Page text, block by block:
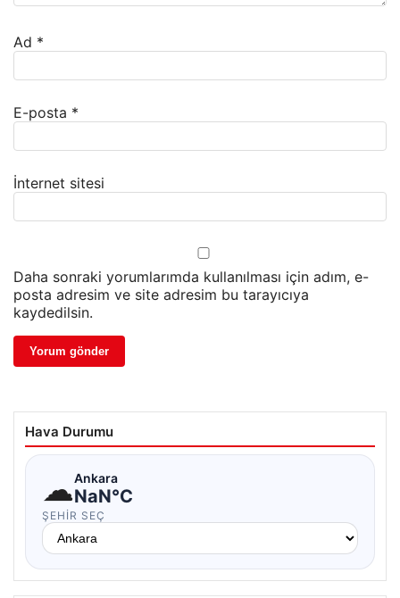
Ad *
E-posta *
İnternet sitesi
Daha sonraki yorumlarımda kullanılması için adım, e-
posta adresim ve site adresim bu tarayıcıya
kaydedilsin.
Hava Durumu
☁Ankara
NaN°C
ŞEHIR SEÇ